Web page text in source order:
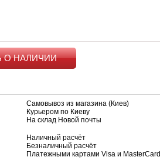
Самовывоз из магазина (Киев)
Курьером по Киеву
На склад Новой почты
Наличный расчёт
Безналичный расчёт
Платежными картами Visa и MasterCard